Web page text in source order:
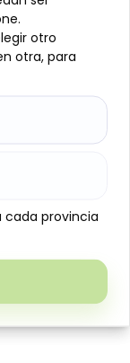
en
y
en casa.
cremosidad
la piña, ideal
permite
siendo
otro
otra, para
cada provincia
otro
otra, para
cada provincia